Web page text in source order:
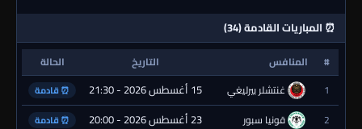
⏰ المباريات القادمة (34)
# المنافس التاريخ
الحالة
1
غنتشلر بيرليغي 15 أغسطس 2026 - 21:30 ⏰ قادمة
2 قونيا سبور 23 أغسطس 2026 - 20:00 ⏰ قادمة